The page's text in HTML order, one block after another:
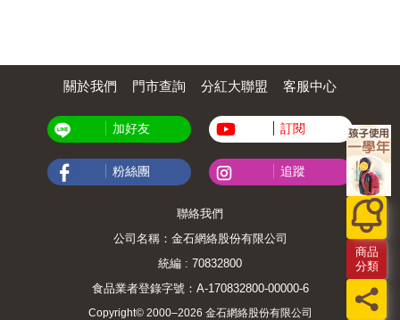
帶領讀者飽覽森林超越時間、豐饒而神祕的樣
也為當代生態書寫開啟了全新的情感、知識與
環境的視角。【溫暖推薦】古碧玲 作家、上下
授洪廣冀 國立臺灣大學地理環境資源學系副教
授游旨价 國立臺灣大學森林所博士、《橫斷臺
灣》作者【國際好評】「自然之美必須不斷被
重新發現——關於森林的符號、書寫和預測，
將改變人們對待自然和土地的方式。」——大
衛．哈思克David Haskell，《森林祕境》作者
「《魔法森林》激發了我們的想像力。這本引
人入勝的著作總結了人類如何在文學和視覺藝
術中概念化和描繪森林，內容豐富且易於理
解，探討人們如何看待文明邊緣之外的荒
灣行道樹粉絲團老編財團法人建蓁環境教育基
書貞｜環境友善種子有限公司執行長｜本書特
色｜★每一棵樹都是獨特的相遇－－翁恒斌分
享在從事樹木修剪與保育的工作，攀樹過程中
面臨的挑戰、恐懼，以及徜徉樹冠的讚嘆與省
思。★十餘棵臺灣名樹、老樹、神木巡禮，逾
百幅照片，紀錄攀樹過程、樹上住客與風景。
★攀樹師有哪些工作？怎麼開始體驗攀樹？收
錄關於「攀樹」的基礎知識與QA，了解如何與
毬果、冬藏冷冽的雪霰；也曾站在土石流大地
高度的興奮與成就感。但是最後，總是會停歇
在幾十公尺的樹梢，站在這巨大生命的肩膀，
與寬廣的天地共振，對這棵容納自己的大樹，
油然生起敬意與感謝。「樹木是活的，在攀樹
的過程裡，我明確感受到樹的生命力，與大自
然的貼近。」鴨子將分享他在從事樹木修剪與
保育的工作中，與十餘棵臺灣老樹、神木的相
遇，在攀樹過程中所見到的樹頂住客、風景，
以及大自然帶給攀樹人的種種驚嘆與省思。★
熱情推薦 ★麥覺明｜人文山岳導演李偉文｜荒
野保護協會榮譽理事長胖胖樹 王瑞閔｜金鼎獎
科普作家郭彥仁（郭熊）｜黑熊生態研究者 /
作家蔡靜芬｜野家院子兒童自然美學創辦人台
商品
分類
關於我們 門市查詢 分紅大聯盟 客服中心
加好友 訂閱
粉絲團 追蹤
聯絡我們
公司名稱：金石網絡股份有限公司
統編 : 70832800
食品業者登錄字號：A-170832800-00000-6
Copyright© 2000–2026 金石網絡股份有限公司